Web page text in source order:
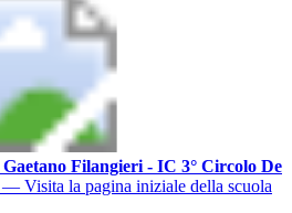
Gaetano Filangieri - IC 3° Circolo De
— Visita la pagina iniziale della scuola